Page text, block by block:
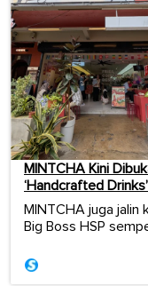
MINTCHA Kini
‘Handcrafted
MINTCHA juga jalin
Big Boss HSP